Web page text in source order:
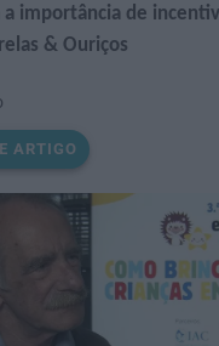
importância de
& Ouriços
ARTIGO